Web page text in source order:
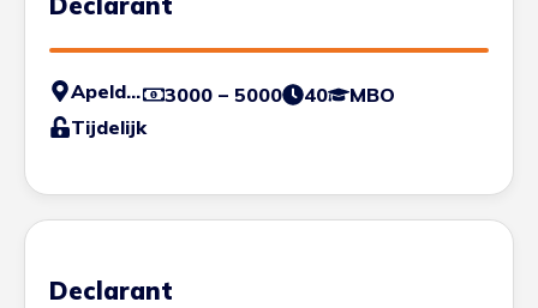
Apeldoorn 3000 – 5000 40
MBO
Tijdelijk
Declarant